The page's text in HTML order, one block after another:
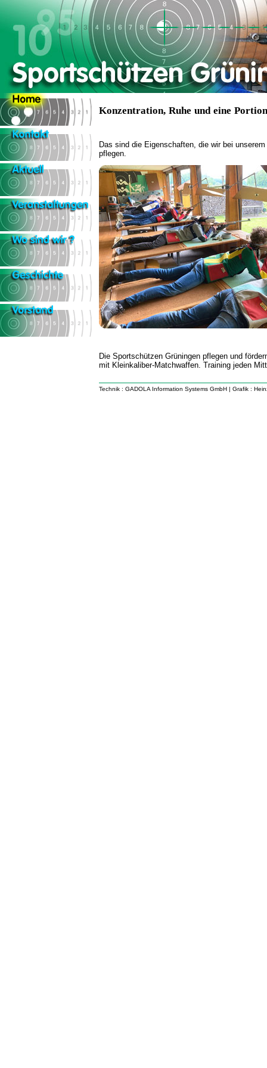
Konzentration, Ruhe und eine
Das sind die Eigenschaften, die wir bei
pflegen.
Die Sportschützen Grüningen pflegen und
mit Kleinkaliber-Matchwaffen. Training jeden
Technik : GADOLA Information Systems GmbH | Grafik :